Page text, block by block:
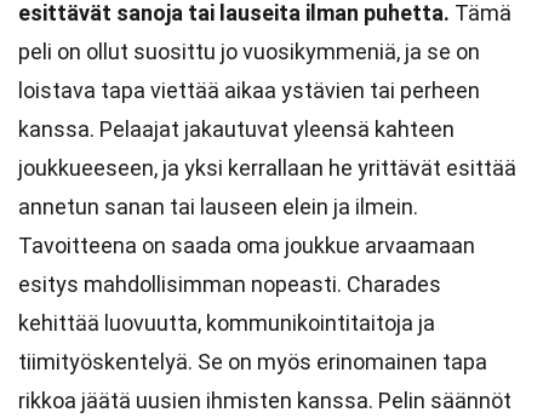
esittävät sanoja tai lauseita ilman puhetta. Tämä
peli on ollut suosittu jo vuosikymmeniä, ja se on
loistava tapa viettää aikaa ystävien tai perheen
kanssa. Pelaajat jakautuvat yleensä kahteen
joukkueeseen, ja yksi kerrallaan he yrittävät esittää
annetun sanan tai lauseen elein ja ilmein.
Tavoitteena on saada oma joukkue arvaamaan
esitys mahdollisimman nopeasti. Charades
kehittää luovuutta, kommunikointitaitoja ja
tiimityöskentelyä. Se on myös erinomainen tapa
rikkoa jäätä uusien ihmisten kanssa. Pelin säännöt